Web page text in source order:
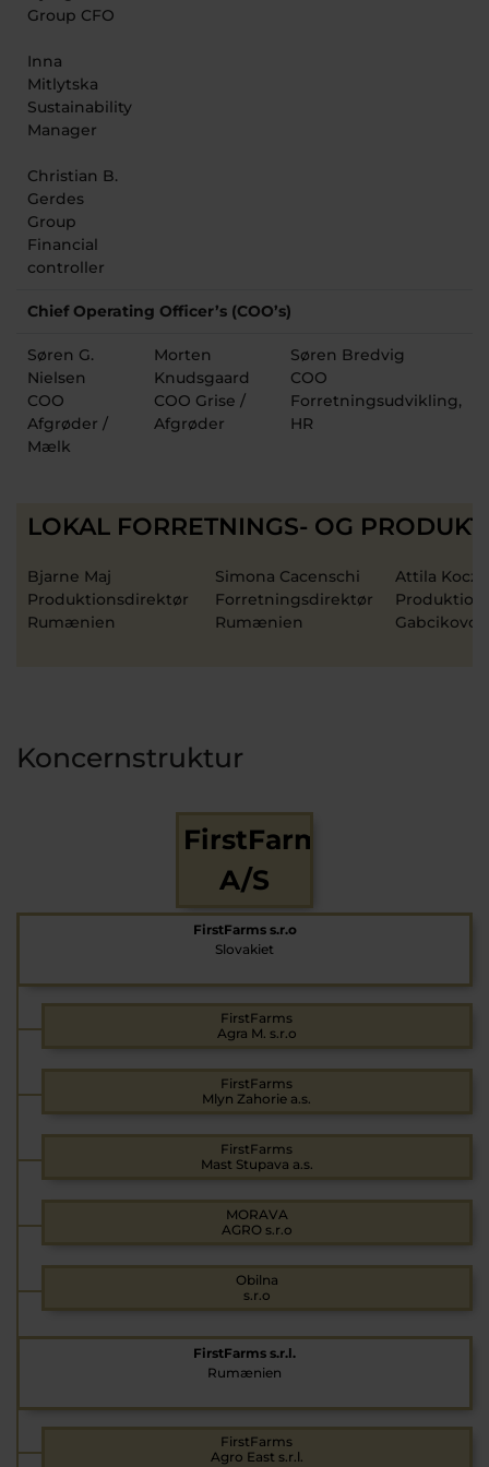
Group CFO
Inna
Mitlytska
Sustainability
Manager
Christian B.
Gerdes
Group
Financial
controller
Chief Operating Officer’s (COO’s)
Søren G.
Nielsen
COO
Afgrøder /
Mælk
Morten
Knudsgaard
COO Grise /
Afgrøder
Søren Bredvig
COO
Forretningsudvikling,
HR
LOKAL FORRETNINGS- OG
Bjarne Maj
Produktionsdirektør
Rumænien
Simona Cacenschi
Forretningsdirektør
Rumænien
Attila
Gabcikovo
Koncernstruktur
FirstFarms
A/S
FirstFarms s.r.o
Slovakiet
FirstFarms
Agra M. s.r.o
FirstFarms
Mlyn Zahorie a.s.
FirstFarms
Mast Stupava a.s.
MORAVA
AGRO s.r.o
Obilna
s.r.o
FirstFarms s.r.l.
Rumænien
FirstFarms
Agro East s.r.l.